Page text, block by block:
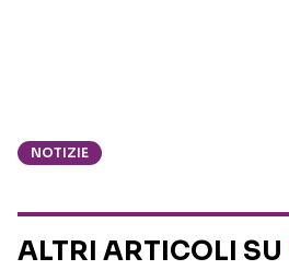
NOTIZIE
ALTRI ARTICOLI SU